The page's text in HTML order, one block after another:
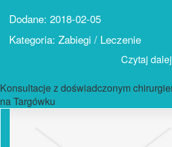
Dodane: 2018-02-05
Kategoria: Zabiegi / Leczenie
Czytaj
Konsultacje z doświadczonym
na Targówku